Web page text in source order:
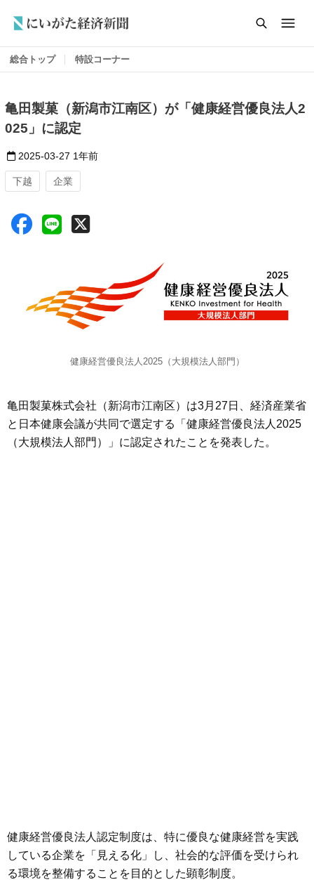
総合トップ 特設コーナー
亀田製菓（新潟市江南区）が「健康経営優良法人2
025」に認定
2025-03-27 1年前
下越 企業
健康経営優良法人2025（大規模法人部門）
亀田製菓株式会社（新潟市江南区）は3月27日、経済産業省
と日本健康会議が共同で選定する「健康経営優良法人2025
（大規模法人部門）」に認定されたことを発表した。
健康経営優良法人認定制度は、特に優良な健康経営を実践
している企業を「見える化」し、社会的な評価を受けられ
る環境を整備することを目的とした顕彰制度。